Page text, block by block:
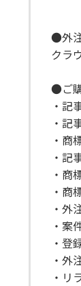
●外
クラ
●ご
・記
・記
・商
・記
・商
・商
・外
・案
・登
・外
・リ